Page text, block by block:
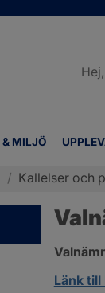
& MILJÖ
/ Kallelser och
Länk till